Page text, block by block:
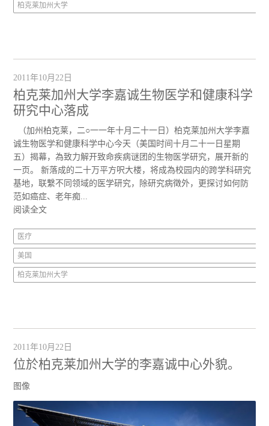
柏克莱加州大学
2011年10月22日
柏克莱加州大学李嘉诚生物医学和健康科学
研究中心落成
（加州柏克莱，二○一一年十月二十一日）柏克莱加州大学李嘉
诚生物医学和健康科学中心今天（美国时间十月二十一日星期
五）揭幕，為致力解开致命疾病谜团的生物医学研究，展开新的
一页。 新落成的二十万平方呎大楼，将成為校园内的跨学科研究
基地，联繫不同领域的医学研究，除研究病徵外，更探讨如何防
范如癌症、老年痴...
阅读全文
医疗
美国
柏克莱加州大学
2011年10月22日
位於柏克莱加州大学的李嘉诚中心外貌。
图像